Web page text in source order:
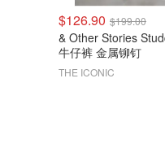
$126.90 $199.00
& Other Stories
牛仔裤 金属铆钉
THE ICONIC